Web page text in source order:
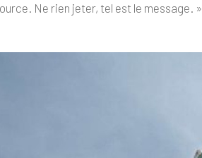
Ne rien jeter, tel est le message. »